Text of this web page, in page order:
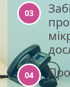
03
04